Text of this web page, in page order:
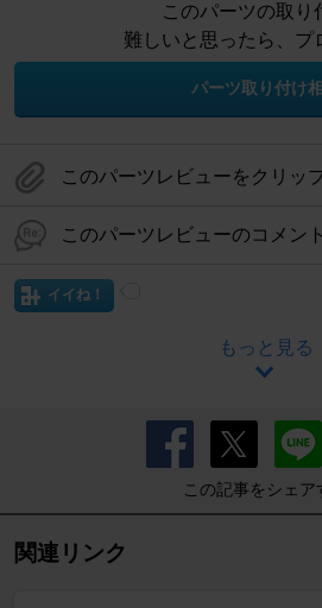
このパーツの取り
難しいと思ったら、プ
パーツ取り付け
このパーツレビューをクリッ
このパーツレビューのコメン
イイね！
もっと見る
この記事をシェア
関連リンク